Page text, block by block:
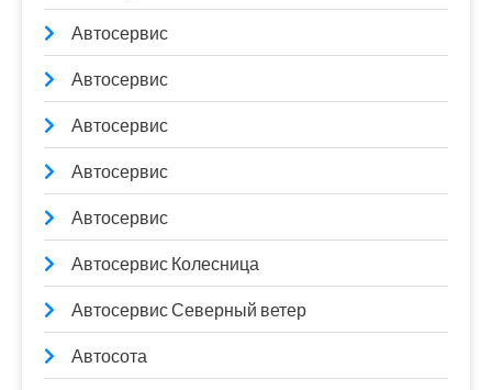
Автосервис
Автосервис
Автосервис
Автосервис
Автосервис
Автосервис Колесница
Автосервис Северный ветер
Автосота